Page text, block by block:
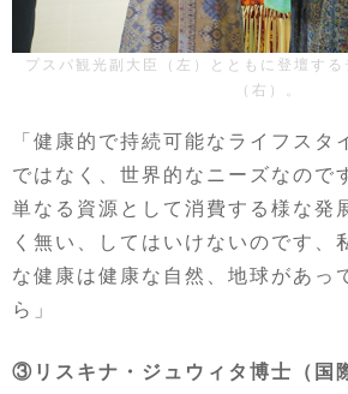
プスパ観光副大臣（左）とともに登壇す
（右）。
「健康的で持続可能なライフスタ
ではなく、世界的なニーズなので
単なる資源として消費する様な発
く無い、してはいけないのです、
な健康は健康な自然、地球があっ
ら」
③リスキナ・ジュウィタ博士（国